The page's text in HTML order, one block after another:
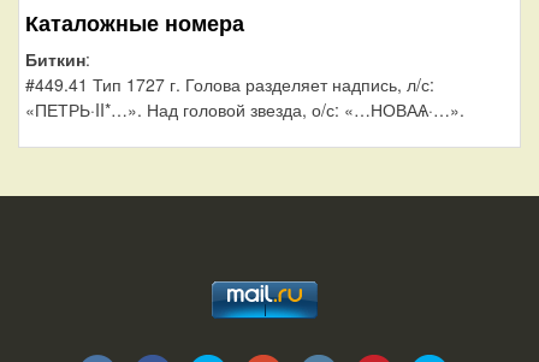
Каталожные номера
Биткин:
#449.41 Тип 1727 г. Голова разделяет надпись, л/с:
«ПЕТРЬ·II*…». Над головой звезда, о/с: «…НОВАѦ·…».